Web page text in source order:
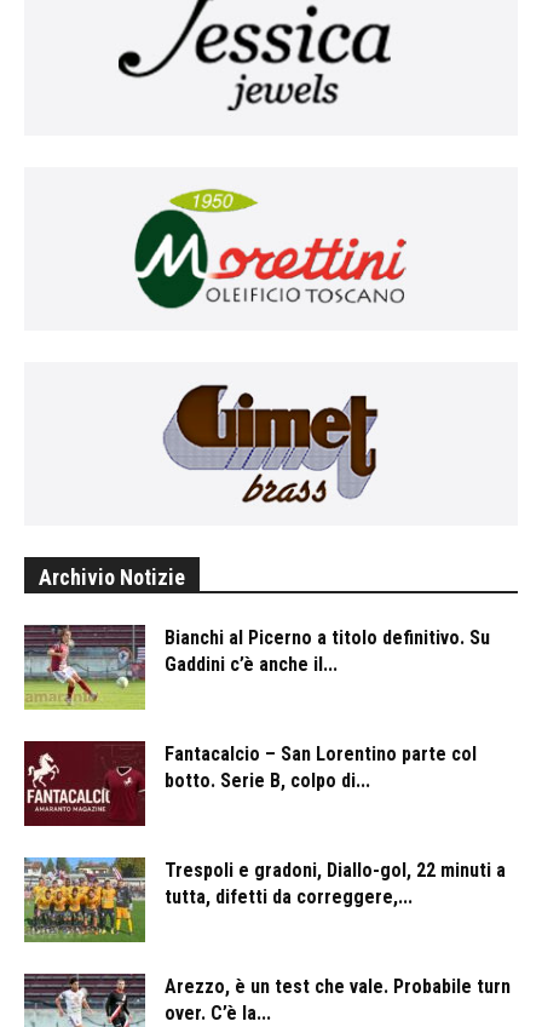
Archivio Notizie
Bianchi al Picerno a titolo definitivo. Su
Gaddini c’è anche il...
Fantacalcio – San Lorentino parte col
botto. Serie B, colpo di...
Trespoli e gradoni, Diallo-gol, 22 minuti a
tutta, difetti da correggere,...
Arezzo, è un test che vale. Probabile turn
over. C’è la...